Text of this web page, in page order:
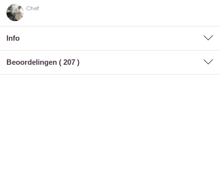
Chef
Info
Beoordelingen ( 207 )